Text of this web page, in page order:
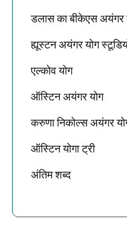
डलास का बीकेएस अयंगर
ह्यूस्टन अयंगर योग
एल्कोव योग
ऑस्टिन अयंगर योग
करुणा निकोल्स अयंगर
ऑस्टिन योगा ट्री
अंतिम शब्द